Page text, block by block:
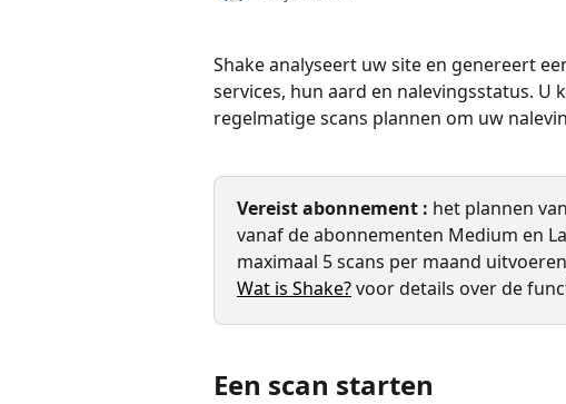
Shake analyseert uw site en genereert
services, hun aard en nalevingsstatus.
regelmatige scans plannen om uw
Vereist abonnement : het plannen
vanaf de abonnementen Medium en
maximaal 5 scans per maand
Wat is Shake? voor details over de
Een scan starten